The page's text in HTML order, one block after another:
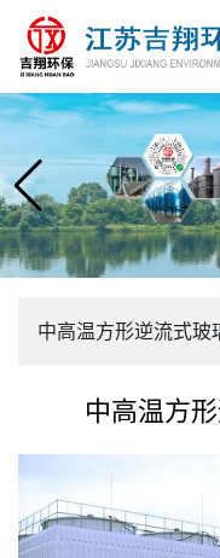
中高温方形逆流式玻
中高温方